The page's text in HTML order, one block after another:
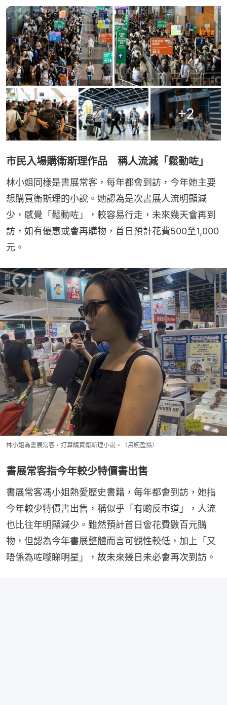
+2
市民入場購衛斯理作品 稱人流減「鬆動咗」
林小姐同樣是書展常客，每年都會到訪，今年她主要
想購買衛斯理的小說。她認為是次書展人流明顯減
少，感覺「鬆動咗」，較容易行走，未來幾天會再到
訪，如有優惠或會再購物，首日預計花費500至1,000
元。
林小姐為書展常客，打算購買衛斯理小說。（呂婉盈攝）
書展常客指今年較少特價書出售
書展常客馮小姐熱愛歷史書籍，每年都會到訪，她指
今年較少特價書出售，稱似乎「有啲反巿道」，人流
也比往年明顯減少。雖然預計首日會花費數百元購
物，但認為今年書展整體而言可觀性較低，加上「又
唔係為咗嚟睇明星」，故未來幾日未必會再次到訪。